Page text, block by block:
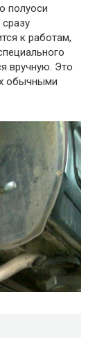
полуоси
к работам,
вручную. Это
обычными